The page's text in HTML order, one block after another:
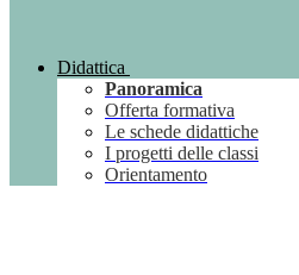
Didattica
Panoramica
Offerta formativa
Le schede didattiche
I progetti delle classi
Orientamento